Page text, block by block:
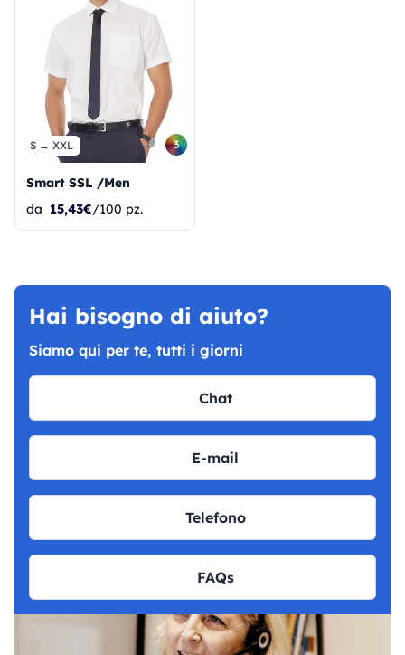
S → XXL 3
Smart SSL /Men
da 15,43€/100 pz.
Hai bisogno di aiuto?
Siamo qui per te, tutti i giorni
Chat
E-mail
Telefono
FAQs